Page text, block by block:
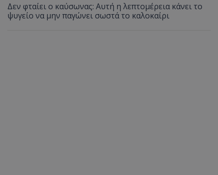
Δεν φταίει ο καύσωνας: Αυτή η λεπτομέρεια κάνει το
ψυγείο να μην παγώνει σωστά το καλοκαίρι